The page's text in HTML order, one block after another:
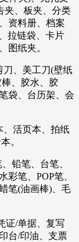
夹、板夹、分类
资料册、档案
拉链袋、卡片
图纸夹。
刀、美工刀(壁纸
、胶水、胶
袋、台历架、会
、活页本、拍纸
。
铅笔、台笔、
彩笔、POP笔、
笔(油画棒)、毛
证/单据、复写
台/印油、支票